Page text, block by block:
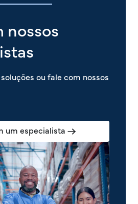
nossos
ou fale com nossos
um especialista